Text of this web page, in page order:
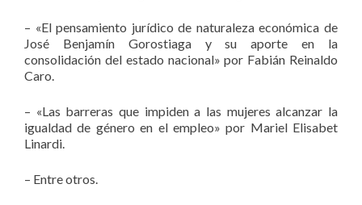
– «El pensamiento jurídico de naturaleza económica de
José Benjamín Gorostiaga y su aporte en la
consolidación del estado nacional» por Fabián Reinaldo
Caro.
– «Las barreras que impiden a las mujeres alcanzar la
igualdad de género en el empleo» por Mariel Elisabet
Linardi.
– Entre otros.